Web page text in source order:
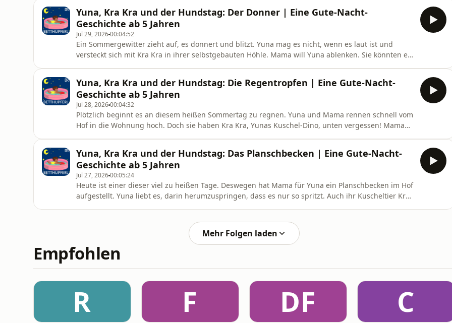
Yuna, Kra Kra und der Hundstag: Der Donner | Eine Gute-Nacht-
Geschichte ab 5 Jahren
Jul 29, 202600:04:52
Ein Sommergewitter zieht auf, es donnert und blitzt. Yuna mag es nicht, wenn es laut ist und
versteckt sich mit Kra Kra in ihrer selbstgebauten Höhle. Mama will Yuna ablenken. Sie könnten ein
Yuna, Kra Kra und der Hundstag: Die Regentropfen | Eine Gute-Nacht-
Geschichte ab 5 Jahren
Jul 28, 202600:04:32
Plötzlich beginnt es an diesem heißen Sommertag zu regnen. Yuna und Mama rennen schnell vom
Hof in die Wohnung hoch. Doch sie haben Kra Kra, Yunas Kuschel-Dino, unten vergessen! Mama
Yuna, Kra Kra und der Hundstag: Das Planschbecken | Eine Gute-Nacht-
Geschichte ab 5 Jahren
Jul 27, 202600:05:24
Heute ist einer dieser viel zu heißen Tage. Deswegen hat Mama für Yuna ein Planschbecken im Hof
aufgestellt. Yuna liebt es, darin herumzuspringen, dass es nur so spritzt. Auch ihr Kuscheltier Kra
Mehr Folgen laden
Empfohlen
R F DF C